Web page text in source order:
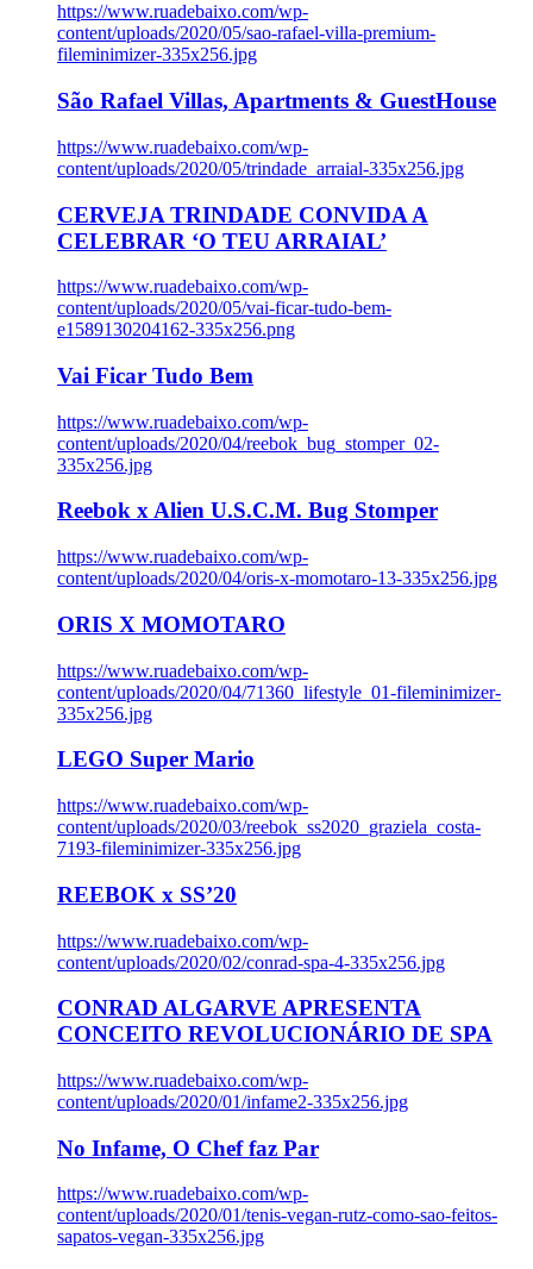
https://www.ruadebaixo.com/wp-
content/uploads/2020/05/sao-rafael-villa-premium-
fileminimizer-335x256.jpg
São Rafael Villas, Apartments & GuestHouse
https://www.ruadebaixo.com/wp-
content/uploads/2020/05/trindade_arraial-335x256.jpg
CERVEJA TRINDADE CONVIDA A
CELEBRAR ‘O TEU ARRAIAL’
https://www.ruadebaixo.com/wp-
content/uploads/2020/05/vai-ficar-tudo-bem-
e1589130204162-335x256.png
Vai Ficar Tudo Bem
https://www.ruadebaixo.com/wp-
content/uploads/2020/04/reebok_bug_stomper_02-
335x256.jpg
Reebok x Alien U.S.C.M. Bug Stomper
https://www.ruadebaixo.com/wp-
content/uploads/2020/04/oris-x-momotaro-13-335x256.jpg
ORIS X MOMOTARO
https://www.ruadebaixo.com/wp-
content/uploads/2020/04/71360_lifestyle_01-fileminimizer-
335x256.jpg
LEGO Super Mario
https://www.ruadebaixo.com/wp-
content/uploads/2020/03/reebok_ss2020_graziela_costa-
7193-fileminimizer-335x256.jpg
REEBOK x SS’20
https://www.ruadebaixo.com/wp-
content/uploads/2020/02/conrad-spa-4-335x256.jpg
CONRAD ALGARVE APRESENTA
CONCEITO REVOLUCIONÁRIO DE SPA
https://www.ruadebaixo.com/wp-
content/uploads/2020/01/infame2-335x256.jpg
No Infame, O Chef faz Par
https://www.ruadebaixo.com/wp-
content/uploads/2020/01/tenis-vegan-rutz-como-sao-feitos-
sapatos-vegan-335x256.jpg